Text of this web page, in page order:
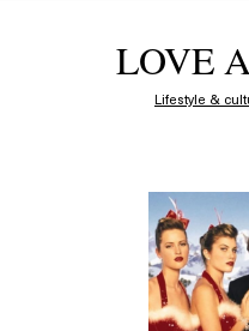
LOVE
Lifestyle &